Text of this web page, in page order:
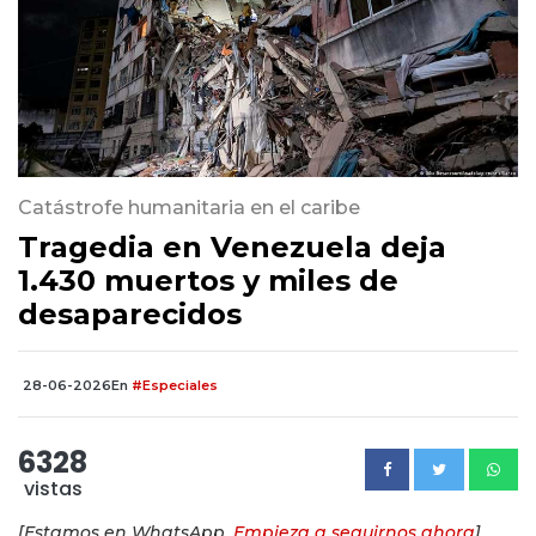
Catástrofe humanitaria en el caribe
Tragedia en Venezuela deja
1.430 muertos y miles de
desaparecidos
28-06-2026En #Especiales
6328
vistas